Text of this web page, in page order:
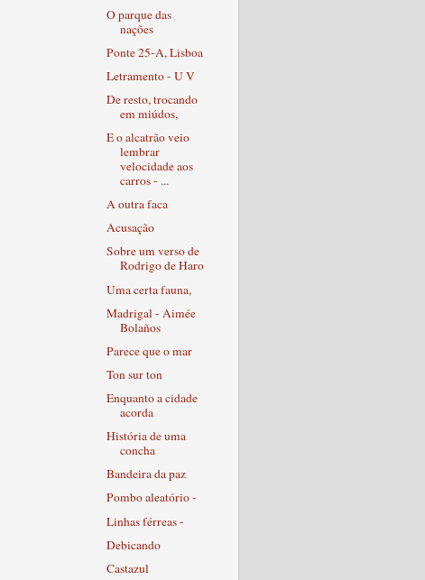
O parque das
nações
Ponte 25-A, Lisboa
Letramento - U V
De resto, trocando
em miúdos,
E o alcatrão veio
lembrar
velocidade aos
carros - ...
A outra faca
Acusação
Sobre um verso de
Rodrigo de Haro
Uma certa fauna,
Madrigal - Aimée
Bolaños
Parece que o mar
Ton sur ton
Enquanto a cidade
acorda
História de uma
concha
Bandeira da paz
Pombo aleatório -
Linhas férreas -
Debicando
Castazul